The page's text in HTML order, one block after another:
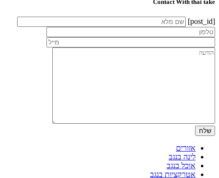
Contact With thai take
[post_id]
אזורים
לינה בנגב
אוכל בנגב
אטרקציות בנגב